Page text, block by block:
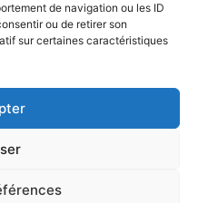
de navigation ou les ID
ou de retirer son
sur certaines caractéristiques
CAPSWING